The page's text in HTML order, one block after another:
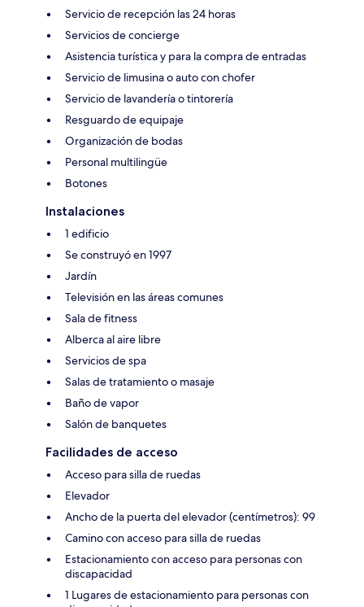
Servicio de recepción las 24 horas
Servicios de concierge
Asistencia turística y para la compra de entradas
Servicio de limusina o auto con chofer
Servicio de lavandería o tintorería
Resguardo de equipaje
Organización de bodas
Personal multilingüe
Botones
Instalaciones
1 edificio
Se construyó en 1997
Jardín
Televisión en las áreas comunes
Sala de fitness
Alberca al aire libre
Servicios de spa
Salas de tratamiento o masaje
Baño de vapor
Salón de banquetes
Facilidades de acceso
Acceso para silla de ruedas
Elevador
Ancho de la puerta del elevador (centímetros): 99
Camino con acceso para silla de ruedas
Estacionamiento con acceso para personas con
discapacidad
1 Lugares de estacionamiento para personas con